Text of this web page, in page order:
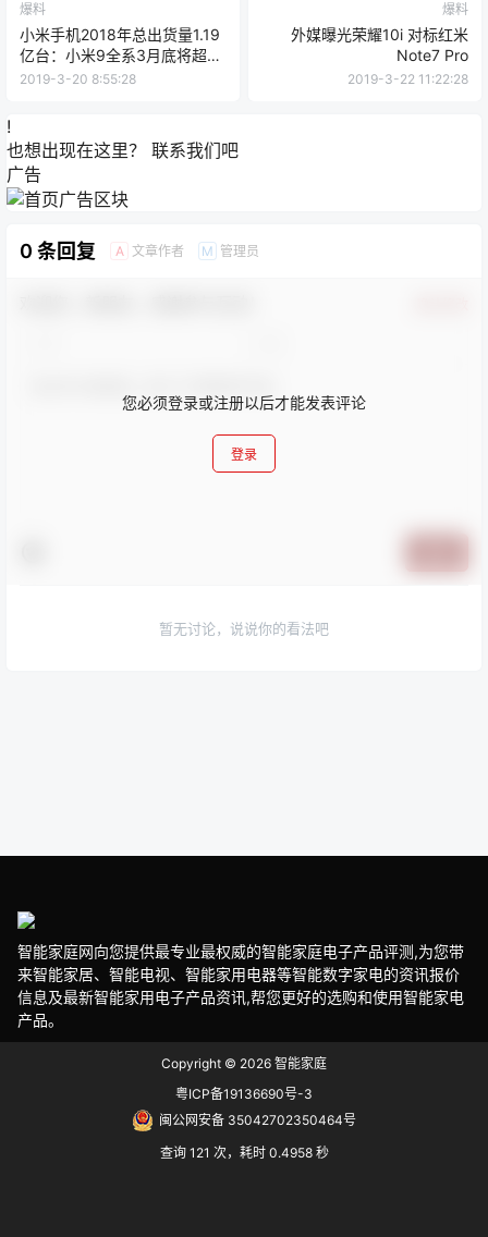
爆料
小米手机2018年总出货量1.19
亿台：小米9全系3月底将超
150万台
2019-3-20 8:55:28
爆料
外媒曝光荣耀10i 对标红米
Note7 Pro
2019-3-22 11:22:28
!
也想出现在这里？ 联系我们吧
广告
0 条回复 A 文章作者 M 管理员
您必须登录或注册以后才能发表评论
登录
暂无讨论，说说你的看法吧
智能家庭网向您提供最专业最权威的智能家庭电子产品评测,为您带
来智能家居、智能电视、智能家用电器等智能数字家电的资讯报价
信息及最新智能家用电子产品资讯,帮您更好的选购和使用智能家电
产品。
Copyright © 2026 智能家庭
粤ICP备19136690号-3
闽公网安备 35042702350464号
查询 121 次，耗时 0.4958 秒